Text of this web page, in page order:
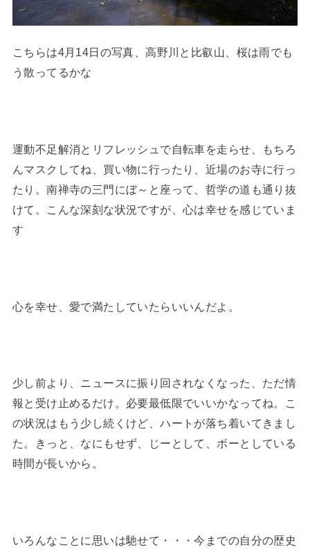
こちらは4月14日の写真、高野川と比叡山、桜は雨でも
う散ってるかな
運動不足解消とリフレッシュで自転車を走らせ、もちろ
んマスクしてね、買い物に行ったり、近場のお寺に行っ
たり。南禅寺の三門にぼ～と座って、哲学の道も通り抜
けて。こんな深刻な状況ですが、心は幸せを感じていま
す
心を幸せ、愛で満たしていたらいいんだよ。
少し前より、ニュースに振り回されなくなった、ただ情
報と受け止めるだけ。必要最低限でいいかなってね。こ
の状況はもう少し続くけど、ハートが落ち着いてきまし
た。きっと、なにもせず、じーとして、ボーとしている
時間が長いから。
いろんなことに思いは馳せて・・・今までの自分の歴史